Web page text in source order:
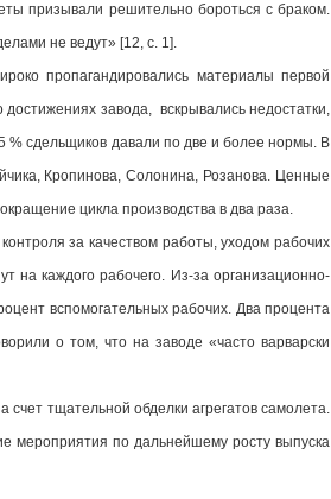
призывали решительно бороться с браком.
не ведут» [12, c. 1].
пропагандировались материалы первой
завода, вскрывались недостатки,
% сдельщиков давали по две и более нормы. В
Кропинова, Солонина, Розанова. Ценные
цикла производства в два раза.
за качеством работы, уходом рабочих
на каждого рабочего. Из-за организационно-
вспомогательных рабочих. Два процента
о том, что на заводе «часто варварски
счет тщательной обделки агрегатов самолета.
мероприятия по дальнейшему росту выпуска